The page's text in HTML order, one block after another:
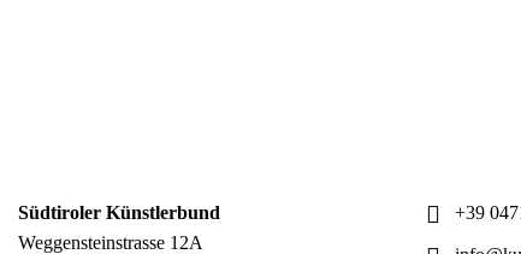
Südtiroler Künstlerbund
Weggensteinstrasse 12A
+39